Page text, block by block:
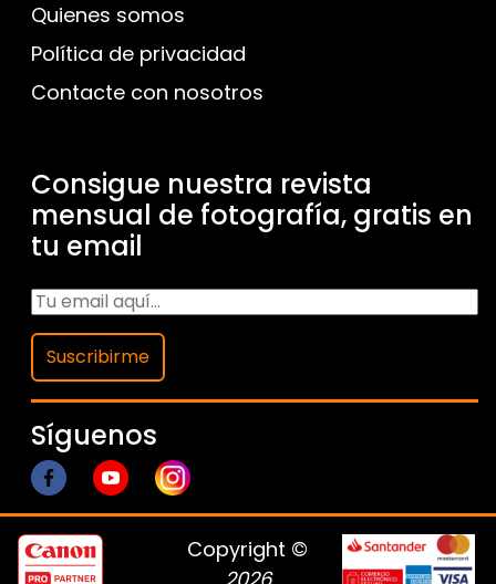
Quienes somos
Política de privacidad
Contacte con nosotros
Consigue nuestra revista
mensual de fotografía, gratis en
tu email
Suscribirme
Síguenos
Copyright ©